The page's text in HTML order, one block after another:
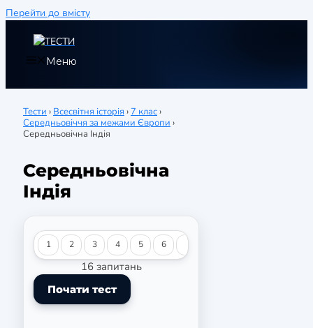
Перейти до вмісту
Меню
Тести › Всесвітня історія › 7 клас›
Середньовіччя за межами Європи ›
Середньовічна Індія
Середньовічна
Індія
1 2 3 4 5 6
16 запитань